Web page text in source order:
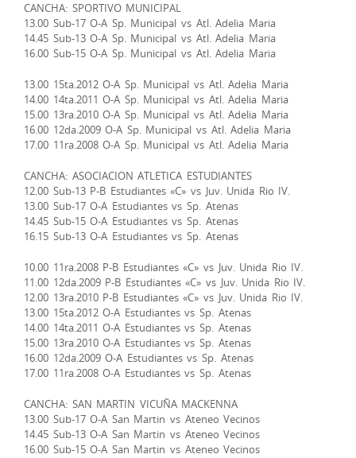
CANCHA: SPORTIVO MUNICIPAL
13.00 Sub-17 O-A Sp. Municipal vs Atl. Adelia Maria
14.45 Sub-13 O-A Sp. Municipal vs Atl. Adelia Maria
16.00 Sub-15 O-A Sp. Municipal vs Atl. Adelia Maria
13.00 15ta.2012 O-A Sp. Municipal vs Atl. Adelia Maria
14.00 14ta.2011 O-A Sp. Municipal vs Atl. Adelia Maria
15.00 13ra.2010 O-A Sp. Municipal vs Atl. Adelia Maria
16.00 12da.2009 O-A Sp. Municipal vs Atl. Adelia Maria
17.00 11ra.2008 O-A Sp. Municipal vs Atl. Adelia Maria
CANCHA: ASOCIACION ATLETICA ESTUDIANTES
12.00 Sub-13 P-B Estudiantes «C» vs Juv. Unida Rio IV.
13.00 Sub-17 O-A Estudiantes vs Sp. Atenas
14.45 Sub-15 O-A Estudiantes vs Sp. Atenas
16.15 Sub-13 O-A Estudiantes vs Sp. Atenas
10.00 11ra.2008 P-B Estudiantes «C» vs Juv. Unida Rio IV.
11.00 12da.2009 P-B Estudiantes «C» vs Juv. Unida Rio IV.
12.00 13ra.2010 P-B Estudiantes «C» vs Juv. Unida Rio IV.
13.00 15ta.2012 O-A Estudiantes vs Sp. Atenas
14.00 14ta.2011 O-A Estudiantes vs Sp. Atenas
15.00 13ra.2010 O-A Estudiantes vs Sp. Atenas
16.00 12da.2009 O-A Estudiantes vs Sp. Atenas
17.00 11ra.2008 O-A Estudiantes vs Sp. Atenas
CANCHA: SAN MARTIN VICUÑA MACKENNA
13.00 Sub-17 O-A San Martin vs Ateneo Vecinos
14.45 Sub-13 O-A San Martin vs Ateneo Vecinos
16.00 Sub-15 O-A San Martin vs Ateneo Vecinos